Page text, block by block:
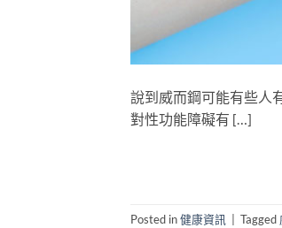
說到威而鋼可能有些人
對性功能障礙有 […]
Posted in健康資訊 Tagged